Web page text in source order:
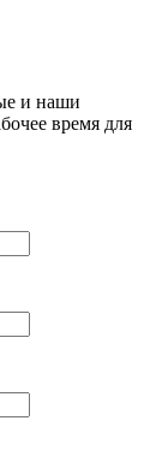
и наши
время для